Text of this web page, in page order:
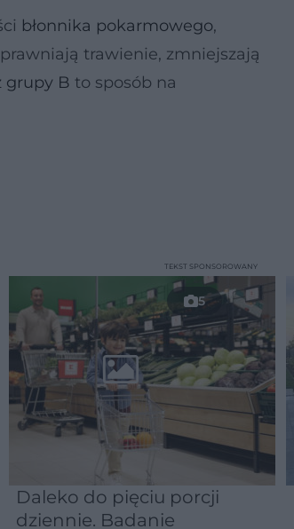
błonnika pokarmowego,
trawienie, zmniejszają
grupy B to sposób na
5
Daleko do pięciu porcji
dziennie. Badanie
TEKST SPONSOROWANY